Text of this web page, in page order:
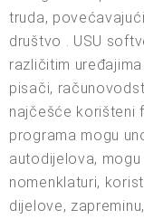
truda,
društvo . USU
različitim
pisači,
najčešće korišteni
programa mogu
autodijelova,
nomenklaturi,
dijelove,